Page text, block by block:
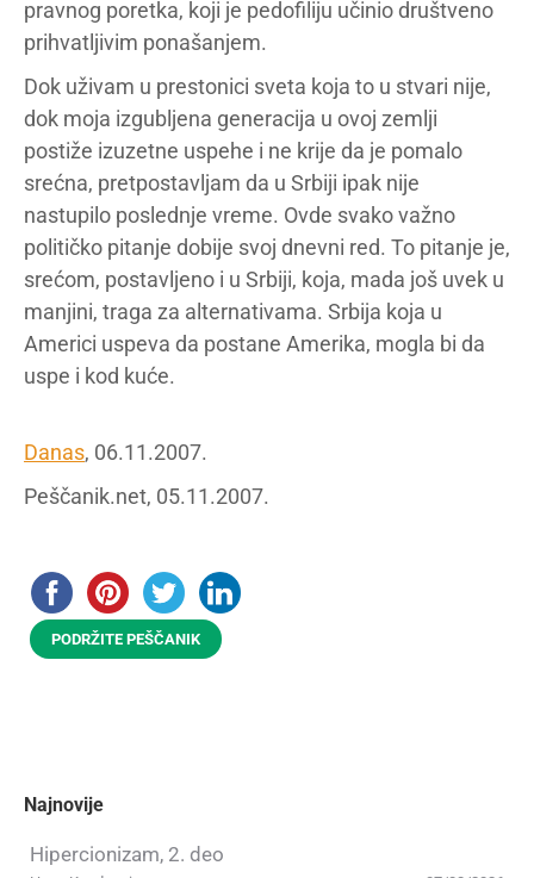
pravnog poretka, koji je pedofiliju učinio društveno
prihvatljivim ponašanjem.
Dok uživam u prestonici sveta koja to u stvari nije,
dok moja izgubljena generacija u ovoj zemlji
postiže izuzetne uspehe i ne krije da je pomalo
srećna, pretpostavljam da u Srbiji ipak nije
nastupilo poslednje vreme. Ovde svako važno
političko pitanje dobije svoj dnevni red. To pitanje je,
srećom, postavljeno i u Srbiji, koja, mada još uvek u
manjini, traga za alternativama. Srbija koja u
Americi uspeva da postane Amerika, mogla bi da
uspe i kod kuće.
Danas, 06.11.2007.
Peščanik.net, 05.11.2007.
PODRŽITE PEŠČANIK
Najnovije
Hipercionizam, 2. deo